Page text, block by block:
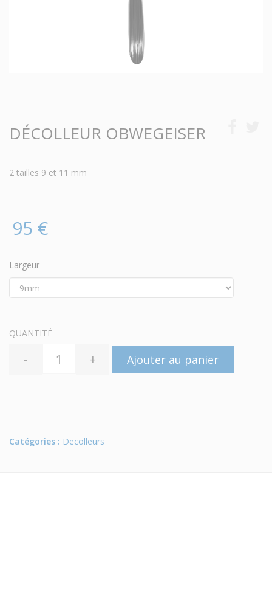
DÉCOLLEUR OBWEGEISER
2 tailles 9 et 11 mm
95 €
Largeur
QUANTITÉ
- + Ajouter au panier
Catégories : Decolleurs